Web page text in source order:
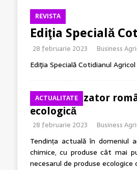
[ 6 august 2026 ]
[ 5 august 2026 ]
REVISTA
Ediţia Specială
28 februarie 2023 Business
Ediţia Specială Cotidianul
ACTUALITATE
Biofertilizator
ecologică
28 februarie 2023 Business
Tendința actuală în domeniul
chimice, cu produse cât mai
necesarul de produse ecologice